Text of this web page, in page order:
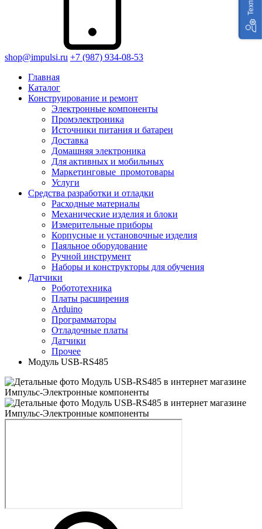
shop@impulsi.ru +7 (987) 934-08-53
Главная
Каталог
Конструирование и ремонт
Электронные компоненты
Промэлектроника
Источники питания и батареи
Доставка
Домашняя электроника
Для активных и мобильных
Маркетинговые_промотовары
Услуги
Средства разработки и отладки
Расходные материалы
Механические изделия и блоки
Измерительные приборы
Корпусные и установочные изделия
Паяльное оборудование
Ручной инструмент
Наборы и конструкторы для обучения
Датчики
Робототехника
Платы расширения
Arduino
Программаторы
Отладочные платы
Датчики
Прочее
Модуль USB-RS485